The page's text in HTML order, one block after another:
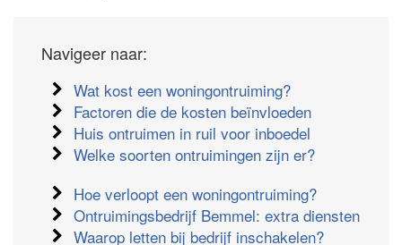
Navigeer naar:
Wat kost een woningontruiming?
Factoren die de kosten beïnvloeden
Huis ontruimen in ruil voor inboedel
Welke soorten ontruimingen zijn er?
Hoe verloopt een woningontruiming?
Ontruimingsbedrijf Bemmel: extra diensten
Waarop letten bij bedrijf inschakelen?